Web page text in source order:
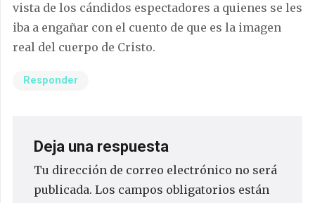
vista de los cándidos espectadores a quienes se les
iba a engañar con el cuento de que es la imagen
real del cuerpo de Cristo.
Responder
Deja una respuesta
Tu dirección de correo electrónico no será
publicada. Los campos obligatorios están